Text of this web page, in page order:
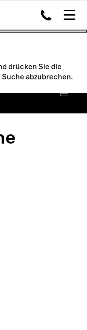
drücken Sie die
abzubrechen.